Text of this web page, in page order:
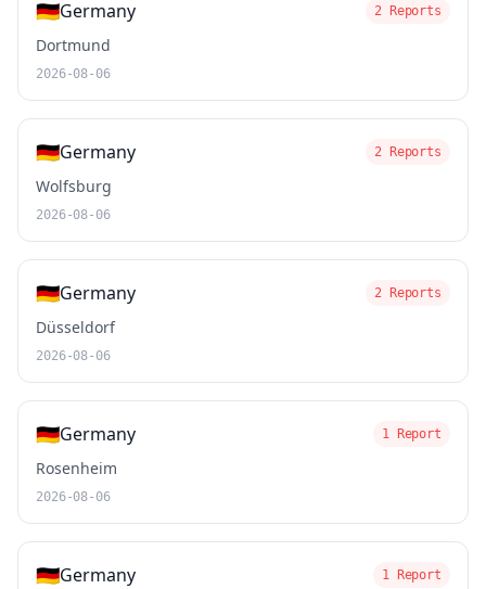
🇩🇪Germany 2 Reports
Dortmund
2026-08-06
🇩🇪Germany 2 Reports
Wolfsburg
2026-08-06
🇩🇪Germany 2 Reports
Düsseldorf
2026-08-06
🇩🇪Germany 1 Report
Rosenheim
2026-08-06
🇩🇪Germany 1 Report